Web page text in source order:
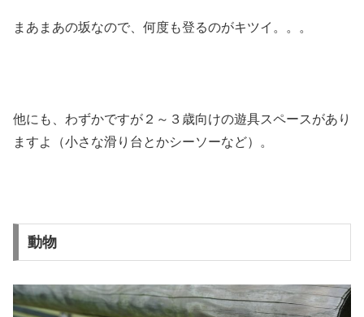
まあまあの坂なので、何度も登るのがキツイ。。。
他にも、わずかですが２～３歳向けの遊具スペースがあり
ますよ（小さな滑り台とかシーソーなど）。
動物